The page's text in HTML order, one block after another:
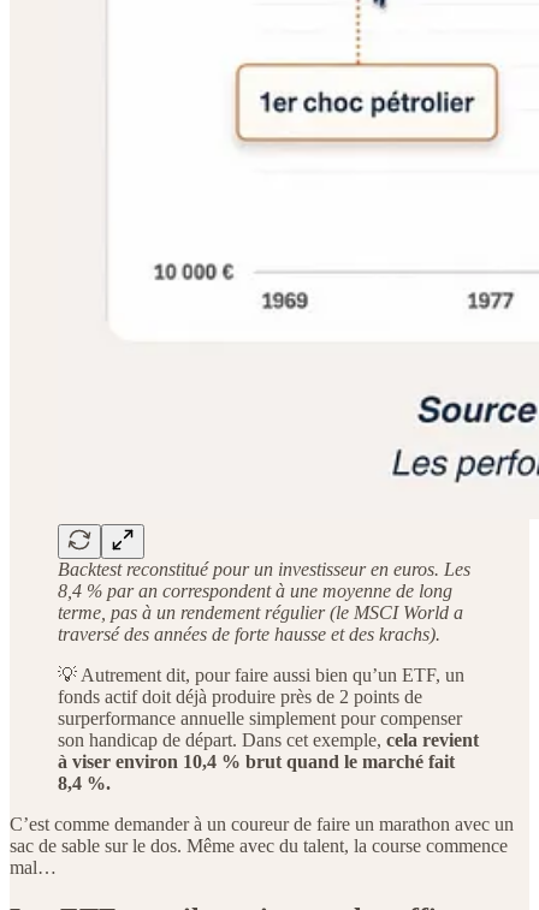
Backtest reconstitué pour un investisseur en euros. Les
8,4 % par an correspondent à une moyenne de long
terme, pas à un rendement régulier (le MSCI World a
traversé des années de forte hausse et des krachs).
💡 Autrement dit, pour faire aussi bien qu’un ETF, un
fonds actif doit déjà produire près de 2 points de
surperformance annuelle simplement pour compenser
son handicap de départ. Dans cet exemple, cela revient
à viser environ 10,4 % brut quand le marché fait
8,4 %.
C’est comme demander à un coureur de faire un marathon avec un
sac de sable sur le dos. Même avec du talent, la course commence
mal…